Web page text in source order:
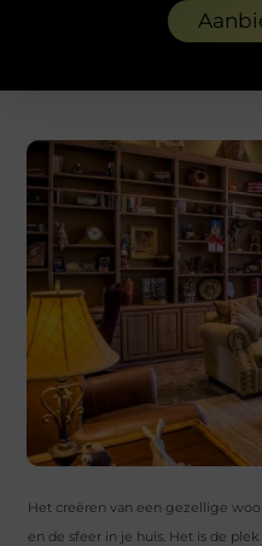
Het creëren van een gezellige
en de sfeer in je huis. Het is de